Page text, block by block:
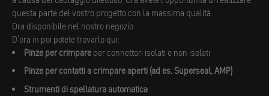
questa parte del vostro progetto con la massima qualità.
Ora disponibile nel nostro negozio
D'ora in poi potete trovarlo qui:
Pinze per crimpare per connettori isolati e non isolati
Pinze per contatti a crimpare aperti (ad es. Superseal, AMP)
Strumenti di spellatura automatica